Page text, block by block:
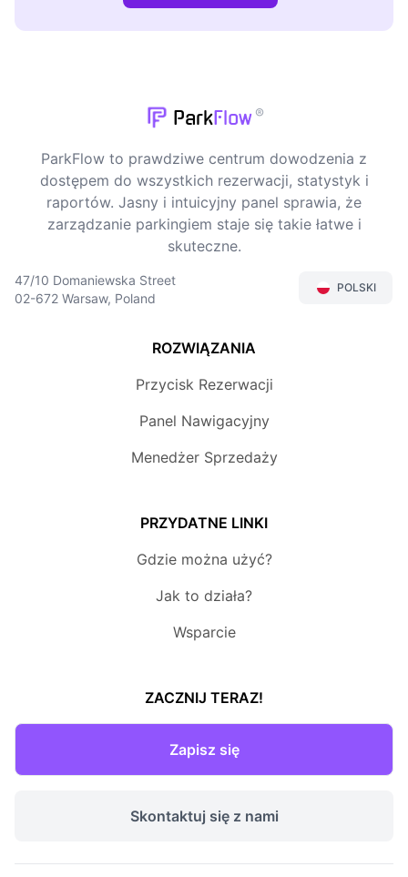
Park Flow ®
ParkFlow to prawdziwe centrum dowodzenia z
dostępem do wszystkich rezerwacji, statystyk i
raportów. Jasny i intuicyjny panel sprawia, że
zarządzanie parkingiem staje się takie łatwe i
skuteczne.
47/10 Domaniewska Street
02-672 Warsaw, Poland
POLSKI
ROZWIĄZANIA
Przycisk Rezerwacji
Panel Nawigacyjny
Menedżer Sprzedaży
PRZYDATNE LINKI
Gdzie można użyć?
Jak to działa?
Wsparcie
ZACZNIJ TERAZ!
Zapisz się
Skontaktuj się z nami